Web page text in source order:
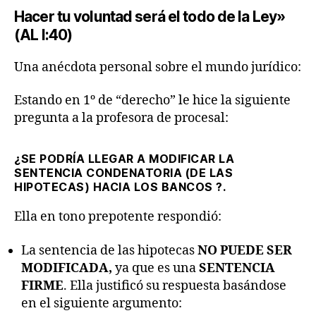
Hacer tu voluntad será el todo de la Ley»
(AL I:40)
Una anécdota personal sobre el mundo jurídico:
Estando en 1º de “derecho” le hice la siguiente
pregunta a la profesora de procesal:
¿SE PODRÍA LLEGAR A MODIFICAR LA
SENTENCIA CONDENATORIA (DE LAS
HIPOTECAS) HACIA LOS BANCOS ?.
Ella en tono prepotente respondió:
La sentencia de las hipotecasNO PUEDE SER
MODIFICADA, ya que es unaSENTENCIA
FIRME. Ella justificó su respuesta basándose
en el siguiente argumento: